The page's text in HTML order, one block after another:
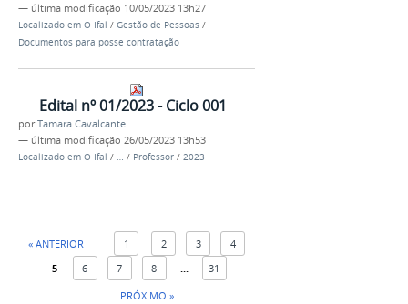
— última modificação 10/05/2023 13h27
Localizado em O Ifal / Gestão de Pessoas /
Documentos para posse contratação
Edital nº 01/2023 - Ciclo 001
porTamara Cavalcante
— última modificação 26/05/2023 13h53
Localizado em O Ifal / … / Professor / 2023
« ANTERIOR 1 2 3
4
5
6 7 8
31
PRÓXIMO »